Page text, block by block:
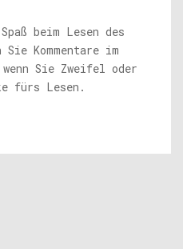
beim Lesen des
Kommentare im
wenn Sie Zweifel oder
fürs Lesen.